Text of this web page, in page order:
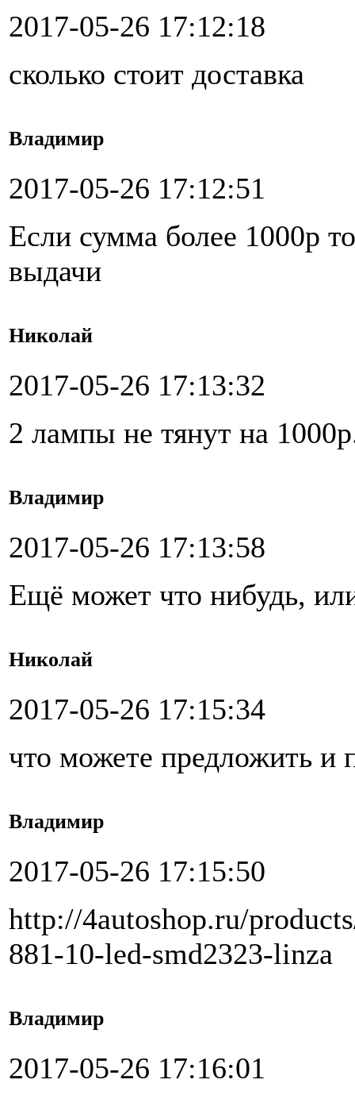
2017-05-26 17:12:18
сколько стоит доставка
Владимир
2017-05-26 17:12:51
Если сумма более 1000р
выдачи
Николай
2017-05-26 17:13:32
2 лампы не тянут на
Владимир
2017-05-26 17:13:58
Ещё может что нибудь,
Николай
2017-05-26 17:15:34
что можете предложить и
Владимир
2017-05-26 17:15:50
http://4autoshop.ru/
881-10-led-smd2323-linza
Владимир
2017-05-26 17:16:01